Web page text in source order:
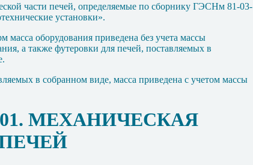
части печей, определяемые по сборнику ГЭСНм 81-03-
установки».
масса оборудования приведена без учета массы
а также футеровки для печей, поставляемых в
в собранном виде, масса приведена с учетом массы
МЕХАНИЧЕСКАЯ